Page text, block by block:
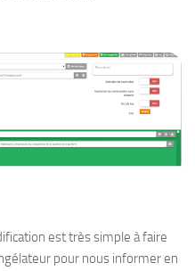
est très simple à faire
pour nous informer en